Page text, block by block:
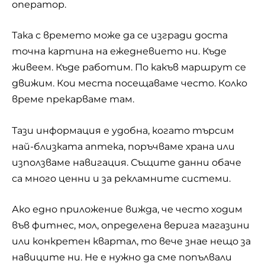
оператор.
Така с времето може да се изгради доста
точна картина на ежедневието ни. Къде
живеем. Къде работим. По какъв маршрут се
движим. Кои места посещаваме често. Колко
време прекарваме там.
Тази информация е удобна, когато търсим
най-близката аптека, поръчваме храна или
използваме навигация. Същите данни обаче
са много ценни и за рекламните системи.
Ако едно приложение вижда, че често ходим
във фитнес, мол, определена верига магазини
или конкретен квартал, то вече знае нещо за
навиците ни. Не е нужно да сме попълвали